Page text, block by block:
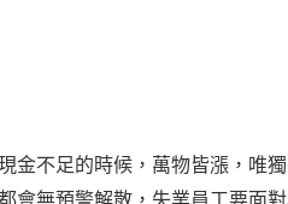
金不足的時候，萬物皆漲，唯
會無預警解散，失業員工要面